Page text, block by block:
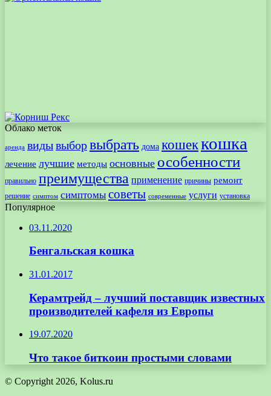
Облако меток
аренда видывыборвыбрать дома кошеккошка
лечение лучшие методы основные особенности
правильно преимущества применение причины ремонт
решение симптом симптомы советы современные услуги установка
Популярное
03.11.2020
Бенгальская кошка
31.01.2017
Керамтрейд – лучший поставщик известных
производителей кафеля из Европы
19.07.2020
Что такое биткоин простыми словами
© Copyright 2026, Kolus.ru